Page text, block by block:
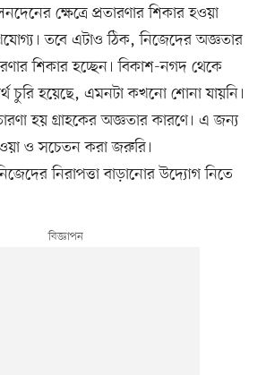
ক্ষেত্রে প্রতারণার শিকার হওয়া
তবে এটাও ঠিক, নিজেদের অজ্ঞতার
শিকার হচ্ছেন। বিকাশ-নগদ থেকে
চুরি হয়েছে, এমনটা কখনো শোনা যায়নি।
হয় গ্রাহকের অজ্ঞতার কারণে। এ জন্য
ও সচেতন করা জরুরি।
নিরাপত্তা বাড়ানোর উদ্যোগ নিতে